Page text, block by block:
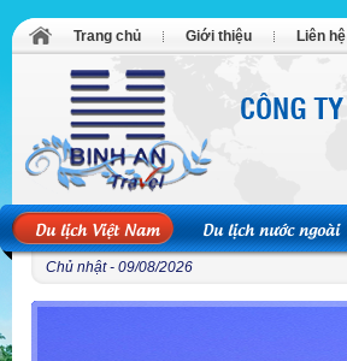
Trang chủ Giới thiệu Liên hệ
Du lịch Việt Nam Du lịch nước ngoài
Chủ nhật - 09/08/2026